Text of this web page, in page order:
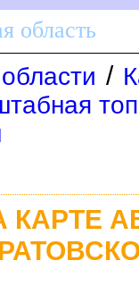
область
/
КАРТЕ